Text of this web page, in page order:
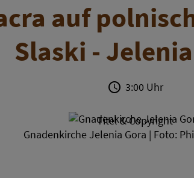
auf
Slaski -
3:00 Uhr
Titel & Copyright
Gnadenkirche Jelenia Gora | Foto: